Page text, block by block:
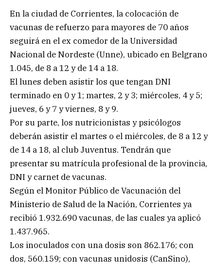
En la ciudad de Corrientes, la colocación de
vacunas de refuerzo para mayores de 70 años
seguirá en el ex comedor de la Universidad
Nacional de Nordeste (Unne), ubicado en Belgrano
1.045, de 8 a 12 y de 14 a 18.
El lunes deben asistir los que tengan DNI
terminado en 0 y 1; martes, 2 y 3; miércoles, 4 y 5;
jueves, 6 y 7 y viernes, 8 y 9.
Por su parte, los nutricionistas y psicólogos
deberán asistir el martes o el miércoles, de 8 a 12 y
de 14 a 18, al club Juventus. Tendrán que
presentar su matrícula profesional de la provincia,
DNI y carnet de vacunas.
Según el Monitor Público de Vacunación del
Ministerio de Salud de la Nación, Corrientes ya
recibió 1.932.690 vacunas, de las cuales ya aplicó
1.437.965.
Los inoculados con una dosis son 862.176; con
dos, 560.159; con vacunas unidosis (CanSino),